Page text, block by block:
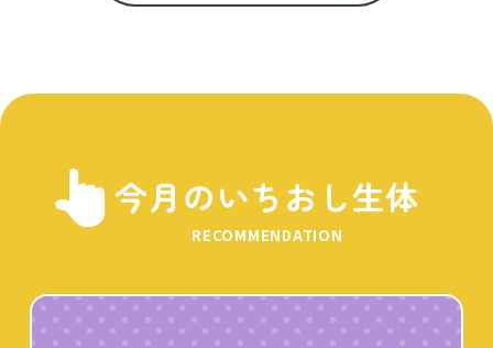
今月のいちおし生体
RECOMMENDATION